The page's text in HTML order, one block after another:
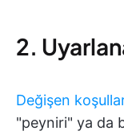
2.
Değişen
"peyniri" ya da